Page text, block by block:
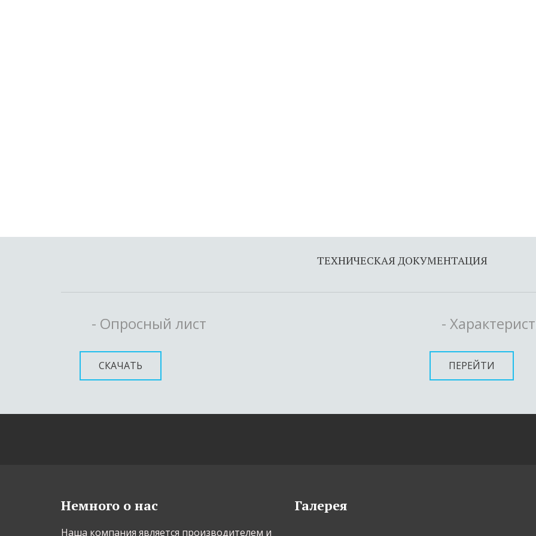
ТЕХНИЧЕСКАЯ ДОКУМЕНТАЦИЯ
- Опросный лист
СКАЧАТЬ
-
ПЕРЕЙТИ
Немного о нас
Наша компания является производителем и
Галерея